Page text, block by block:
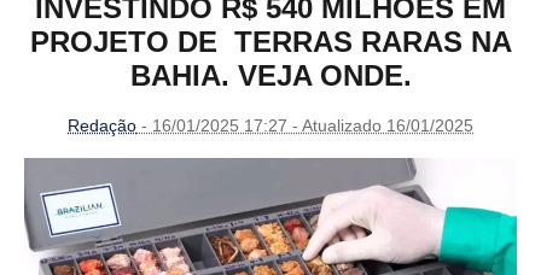
INVESTINDO R$ 540 MILHÕES EM
PROJETO DE TERRAS RARAS NA
BAHIA. VEJA ONDE.
Redação - 16/01/2025 17:27 - Atualizado 16/01/2025